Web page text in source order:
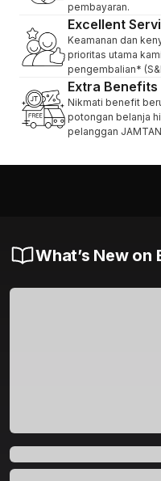
pembayaran.
Excellent
Keamanan dan
prioritas utama
pengembalian*
Extra Benefits
Nikmati benefit
potongan belanja
pelanggan
What’s New on